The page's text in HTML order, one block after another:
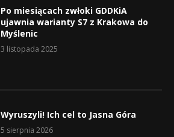
Po miesiącach zwłoki GDDKiA
ujawnia warianty S7 z Krakowa do
Myślenic
3 listopada 2025
Wyruszyli! Ich cel to Jasna Góra
5 sierpnia 2026